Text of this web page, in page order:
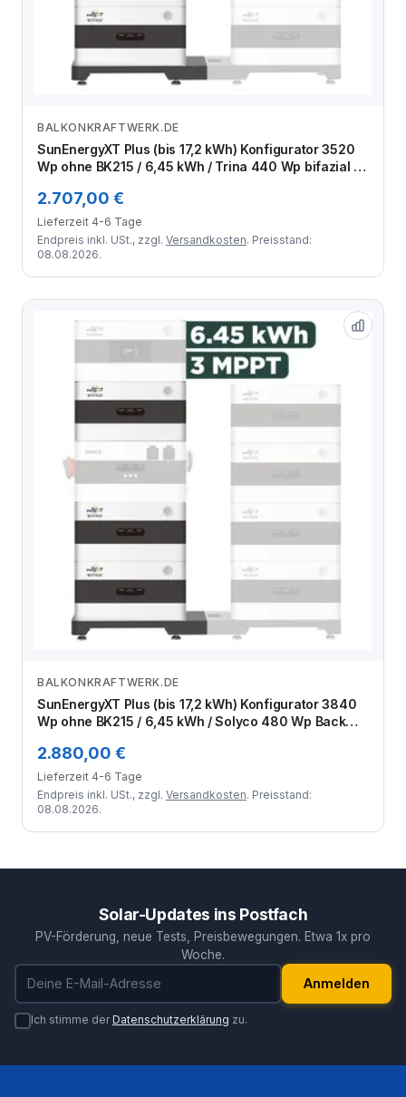
Zum Angebot
BALKONKRAFTWERK.DE
SunEnergyXT Plus (bis 17,2 kWh) Konfigurator 3520
Wp ohne BK215 / 6,45 kWh / Trina 440 Wp bifazial /
2.707,00 €
Lieferzeit 4-6 Tage
Endpreis inkl. USt., zzgl. Versandkosten. Preisstand:
08.08.2026.
Zum Angebot
BALKONKRAFTWERK.DE
SunEnergyXT Plus (bis 17,2 kWh) Konfigurator 3840
Wp ohne BK215 / 6,45 kWh / Solyco 480 Wp Back
2.880,00 €
Lieferzeit 4-6 Tage
Endpreis inkl. USt., zzgl. Versandkosten. Preisstand:
08.08.2026.
Solar-Updates ins Postfach
PV-Förderung, neue Tests, Preisbewegungen. Etwa 1x pro
Woche.
E-Mail-Adresse
Anmelden
Ich stimme derDatenschutzerklärung zu.